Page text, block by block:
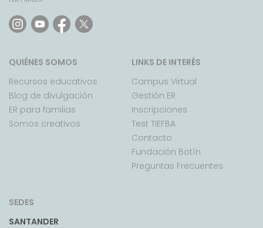
QUIÉNES SOMOS
Recursos educativos
Blog de divulgación
ER para familias
Somos creativos
LINKS DE INTERÉS
Campus Virtual
Gestión ER
Inscripciones
Test TIEFBA
Contacto
Fundación Botín
Preguntas Frecuentes
SEDES
SANTANDER